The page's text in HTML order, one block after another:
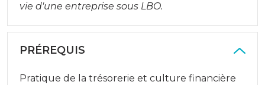
vie d'une entreprise sous LBO.
PRÉREQUIS
Pratique de la trésorerie et culture financière